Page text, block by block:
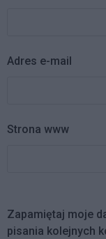
Adres e-mail
Strona www
Zapamiętaj moje
pisania kolejnych